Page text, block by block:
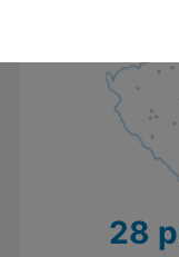
nezbytné funkce.
námi mohli spojit např.
zapamatovat vaše
28